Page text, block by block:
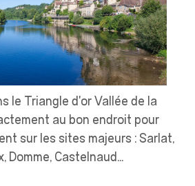
le Triangle d'or Vallée de la
au bon endroit pour
sur les sites majeurs : Sarlat,
Domme, Castelnaud...